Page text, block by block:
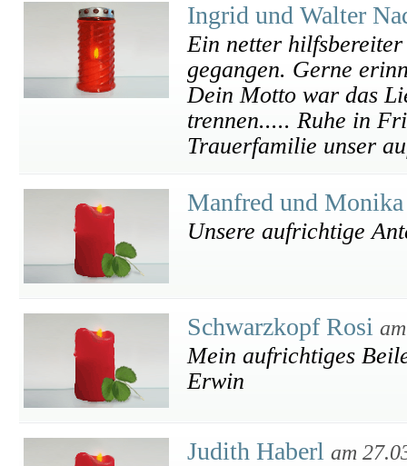
Ingrid und Walter
Ein netter
gegangen. Gerne
Dein Motto war das
trennen..... Ruhe in
Trauerfamilie unser
Manfred und
Unsere aufrichtige
Schwarzkopf Rosi
Mein aufrichtiges
Erwin
Judith Haberl am